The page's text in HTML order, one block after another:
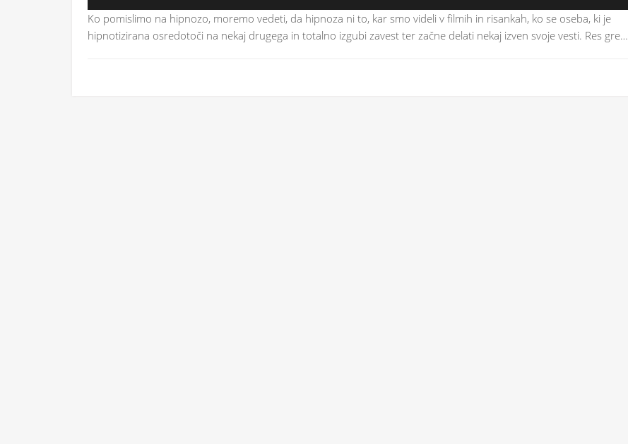
Ko pomislimo na hipnozo, moremo vedeti, da hipnoza ni to, kar smo videli v filmih in risankah, ko se oseba, ki je
hipnotizirana osredotoči na nekaj drugega in totalno izgubi zavest ter začne delati nekaj izven svoje vesti. Res gre…